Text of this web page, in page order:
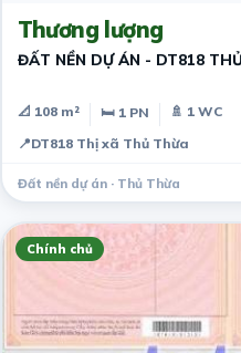
Thương lượng
ĐẤT NỀN DỰ ÁN - DT818
📐 108 m² 🛏 1 PN
🚿 1 WC
📍DT818 Thị xã Thủ Thừa
Đất nền dự án · Thủ Thừa
Chính chủ